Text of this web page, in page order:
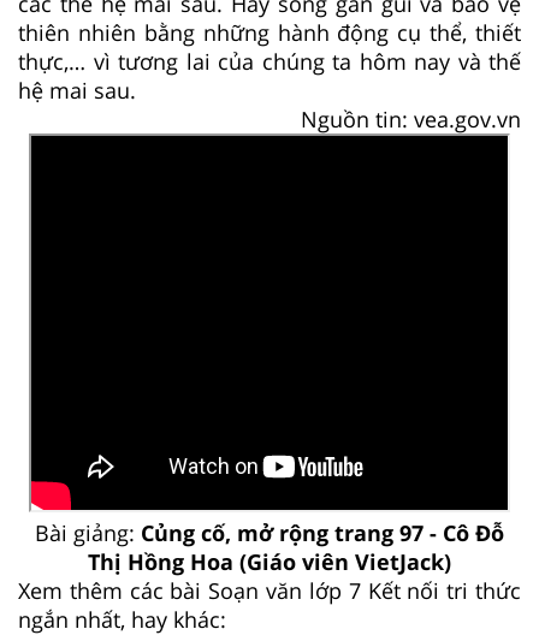
thiên nhiên bằng những hành động cụ thể, thiết
thực,… vì tương lai của chúng ta hôm nay và thế
hệ mai sau.
Nguồn tin: vea.gov.vn
Bài giảng: Củng cố, mở rộng trang 97 - Cô Đỗ
Thị Hồng Hoa (Giáo viên VietJack)
Xem thêm các bài Soạn văn lớp 7 Kết nối tri thức
ngắn nhất, hay khác: